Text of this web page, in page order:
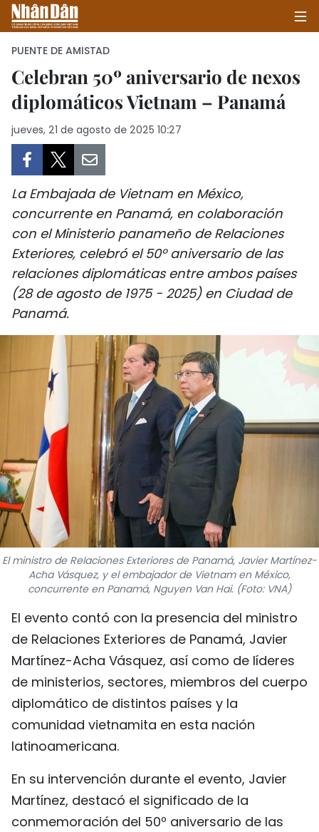
INICIO
POLÍTICA
SOCIEDAD
SALUD - MEDIO AMBIENTE
CULTURA - ENTRETENIMIENTO
INTERNACIONAL
DEPORTES
VIAJES
PUENTE DE AMISTAD
HISTORIAS MULTIMEDIA
FOTOGRAFÍA
¿QUIÉNES SOMOS?
TIẾNG VIỆT
ENGLISH
中文
FRANÇAIS
РУССКИЙ
PUENTE DE AMISTAD
Celebran 50º aniversario de nexos
diplomáticos Vietnam – Panamá
jueves, 21 de agosto de 2025 10:27
La Embajada de Vietnam en México,
concurrente en Panamá, en colaboración
con el Ministerio panameño de Relaciones
Exteriores, celebró el 50º aniversario de las
relaciones diplomáticas entre ambos países
(28 de agosto de 1975 - 2025) en Ciudad de
Panamá.
El ministro de Relaciones Exteriores de Panamá, Javier Martínez-
Acha Vásquez, y el embajador de Vietnam en México,
concurrente en Panamá, Nguyen Van Hai. (Foto: VNA)
El evento contó con la presencia del ministro
de Relaciones Exteriores de Panamá, Javier
Martínez-Acha Vásquez, así como de líderes
de ministerios, sectores, miembros del cuerpo
diplomático de distintos países y la
comunidad vietnamita en esta nación
latinoamericana.
En su intervención durante el evento, Javier
Martínez, destacó el significado de la
conmemoración del 50º aniversario de las